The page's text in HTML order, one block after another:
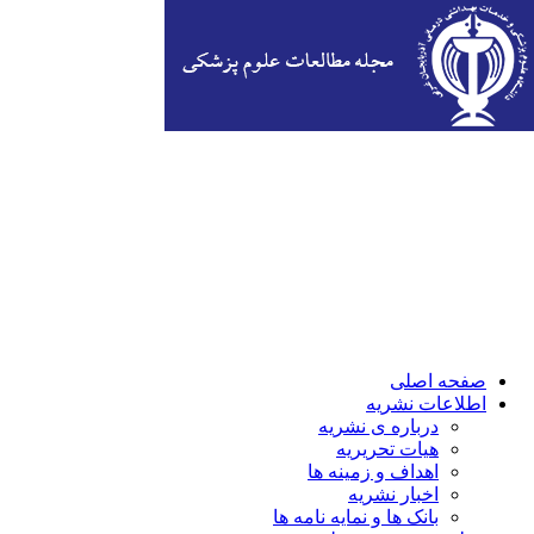
صفحه اصلی
اطلاعات نشریه
درباره ی نشریه
هیات تحریریه
اهداف و زمینه ها
اخبار نشریه
بانک ها و نمایه نامه ها